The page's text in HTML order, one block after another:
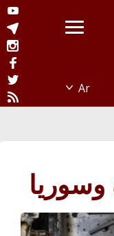
وسوريا